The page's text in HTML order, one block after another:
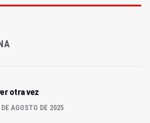
otra vez
AGOSTO DE 2025